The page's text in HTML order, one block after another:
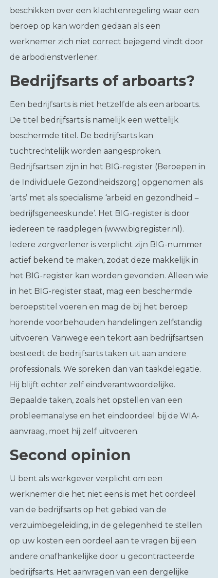
beschikken over een klachtenregeling waar een
beroep op kan worden gedaan als een
werknemer zich niet correct bejegend vindt door
de arbodienstverlener.
Bedrijfsarts of arboarts?
Een bedrijfsarts is niet hetzelfde als een arboarts.
De titel bedrijfsarts is namelijk een wettelijk
beschermde titel. De bedrijfsarts kan
tuchtrechtelijk worden aangesproken.
Bedrijfsartsen zijn in het BIG-register (Beroepen in
de Individuele Gezondheidszorg) opgenomen als
‘arts’ met als specialisme ‘arbeid en gezondheid –
bedrijfsgeneeskunde’. Het BIG-register is door
iedereen te raadplegen (www.bigregister.nl).
Iedere zorgverlener is verplicht zijn BIG-nummer
actief bekend te maken, zodat deze makkelijk in
het BIG-register kan worden gevonden. Alleen wie
in het BIG-register staat, mag een beschermde
beroepstitel voeren en mag de bij het beroep
horende voorbehouden handelingen zelfstandig
uitvoeren. Vanwege een tekort aan bedrijfsartsen
besteedt de bedrijfsarts taken uit aan andere
professionals. We spreken dan van taakdelegatie.
Hij blijft echter zelf eindverantwoordelijke.
Bepaalde taken, zoals het opstellen van een
probleemanalyse en het eindoordeel bij de WIA-
aanvraag, moet hij zelf uitvoeren.
Second opinion
U bent als werkgever verplicht om een
werknemer die het niet eens is met het oordeel
van de bedrijfsarts op het gebied van de
verzuimbegeleiding, in de gelegenheid te stellen
op uw kosten een oordeel aan te vragen bij een
andere onafhankelijke door u gecontracteerde
bedrijfsarts. Het aanvragen van een dergelijke